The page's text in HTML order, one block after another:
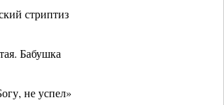
стриптиз
Бабушка
не успел»